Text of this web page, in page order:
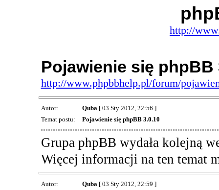
http://
Pojawienie się phpBB
http://www.phpbbhelp.pl/forum/
Autor: Quba[ 03 Sty 2012, 22:56 ]
Temat postu:
Pojawienie się phpBB 3.0.10
Grupa phpBB wydała kolejną
Więcej informacji na ten temat
Autor: Quba [ 03 Sty 2012, 22:59 ]